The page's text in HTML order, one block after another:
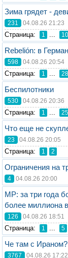
Зима грядет -
231 04.08.26 21:23
Стрaница: 1 10
Rebelión: в
598 04.08.26 20:54
Стрaница: 1 28
Беспилотники
530 04.08.26 20:36
Стрaница: 1 25
Что еще не
23 04.08.26 20:05
Стрaница: 1 2
Ограничения на
4 04.08.26 20:00
MP: за три года
более миллиона
126 04.08.26 18:51
Стрaница: 1 5
Че там с
3767 04.08.26 17:22